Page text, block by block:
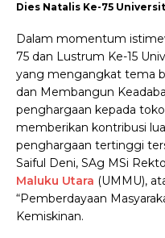
Dies Natalis Ke-75
Dalam momentum
75 dan Lustrum Ke-15
yang mengangkat tema
dan Membangun
penghargaan kepada
memberikan kontribusi
penghargaan tertinggi
Saiful Deni, SAg MSi
Maluku Utara (UMMU),
“Pemberdayaan
Kemiskinan.